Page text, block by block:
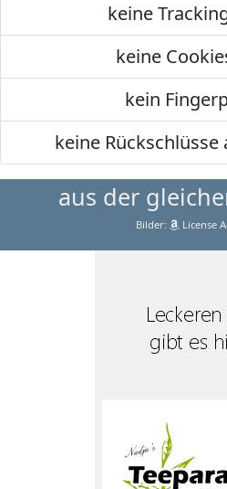
keine
keine
kein
keine
aus der
Bilder: License